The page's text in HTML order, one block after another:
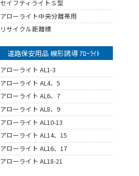
セイフティライトＳ型
アローライト中央分離帯用
リサイクル距離標
道路保安用品 線形誘導 ｱﾛｰﾗｲﾄ
アローライト AL1-3
アローライト AL4、5
アローライト AL6、7
アローライト AL8、9
アローライト AL10-13
アローライト AL14、15
アローライト AL16、17
アローライト AL18-21